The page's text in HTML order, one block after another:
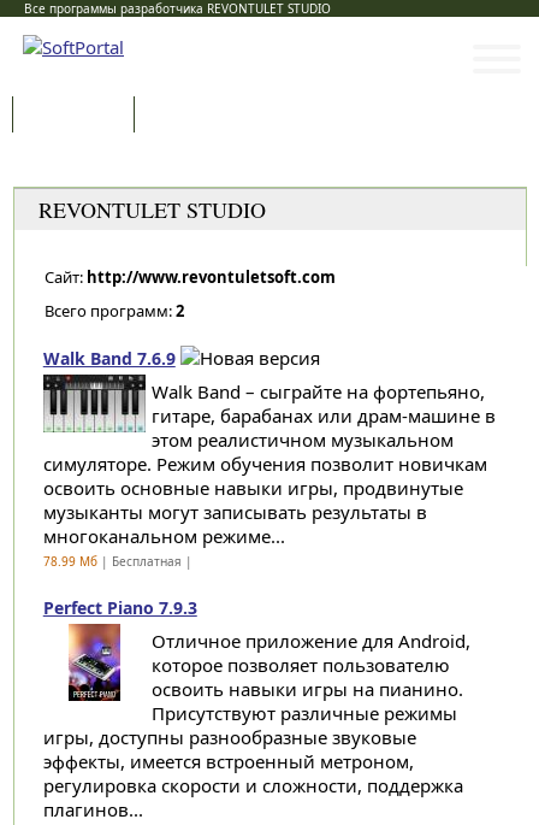
Все программы разработчика REVONTULET STUDIO
REVONTULET STUDIO
Сайт: http://www.revontuletsoft.com
Всего программ:2
Walk Band 7.6.9
Walk Band – сыграйте на фортепьяно,
гитаре, барабанах или драм-машине в
этом реалистичном музыкальном
симуляторе. Режим обучения позволит новичкам
освоить основные навыки игры, продвинутые
музыканты могут записывать результаты в
многоканальном режиме...
78.99 Мб| Бесплатная |
Perfect Piano 7.9.3
Отличное приложение для Android,
которое позволяет пользователю
освоить навыки игры на пианино.
Присутствуют различные режимы
игры, доступны разнообразные звуковые
эффекты, имеется встроенный метроном,
регулировка скорости и сложности, поддержка
плагинов...